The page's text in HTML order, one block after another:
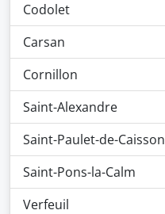
Codolet
Carsan
Cornillon
Saint-Alexandre
Saint-Paulet-de-Caisson
Saint-Pons-la-Calm
Verfeuil